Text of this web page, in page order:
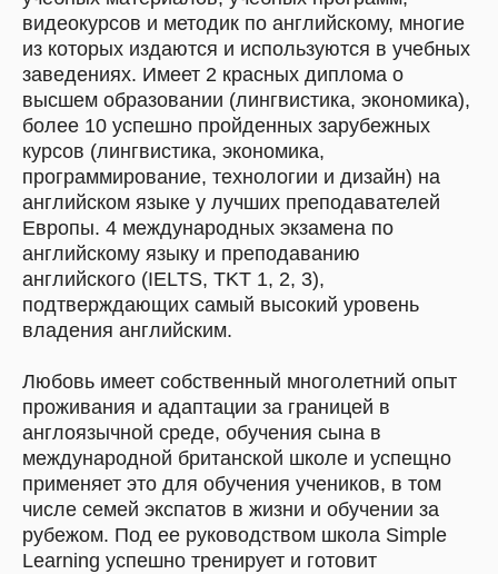
видеокурсов и методик по английскому, многие
из которых издаются и используются в учебных
заведениях. Имеет 2 красных диплома о
высшем образовании (лингвистика, экономика),
более 10 успешно пройденных зарубежных
курсов (лингвистика, экономика,
программирование, технологии и дизайн) на
английском языке у лучших преподавателей
Европы. 4 международных экзамена по
английскому языку и преподаванию
английского (IELTS, TKT 1, 2, 3),
подтверждающих самый высокий уровень
владения английским.
Любовь имеет собственный многолетний опыт
проживания и адаптации за границей в
англоязычной среде, обучения сына в
международной британской школе и успещно
применяет это для обучения учеников, в том
числе семей экспатов в жизни и обучении за
рубежом. Под ее руководством школа Simple
Learning успешно тренирует и готовит